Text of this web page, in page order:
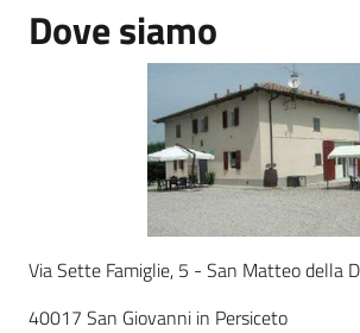
Agricoltura,
caccia e
pesca
Dove siamo
Via Sette Famiglie, 5 - San Matteo della
40017 San Giovanni in Persiceto